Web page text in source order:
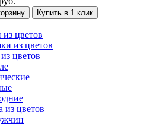
Купить в 1 клик
цветов
из цветов
цветов
из цветов